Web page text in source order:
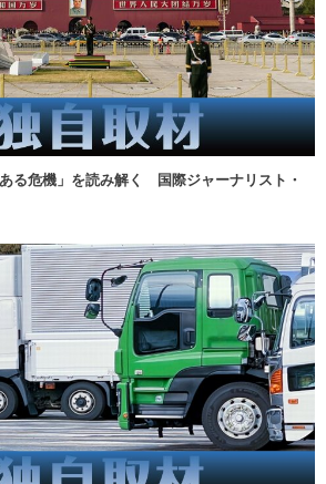
ある危機」を読み解く 国際ジャーナリスト・